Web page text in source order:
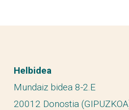
Helbidea
Mundaiz bidea 8-2.E
20012 Donostia